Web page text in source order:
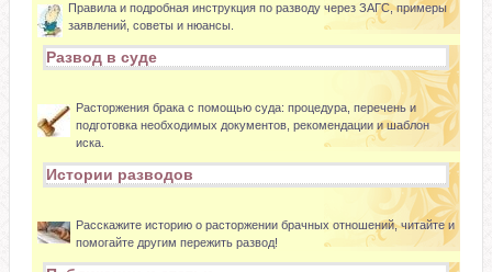
Правила и подробная инструкция по разводу через ЗАГС, примеры
заявлений, советы и нюансы.
Развод в суде
Расторжения брака с помощью суда: процедура, перечень и
подготовка необходимых документов, рекомендации и шаблон
иска.
Истории разводов
Расскажите историю о расторжении брачных отношений, читайте и
помогайте другим пережить развод!